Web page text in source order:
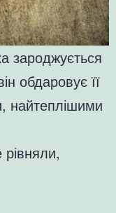
зароджується
обдаровує її
найтеплішими